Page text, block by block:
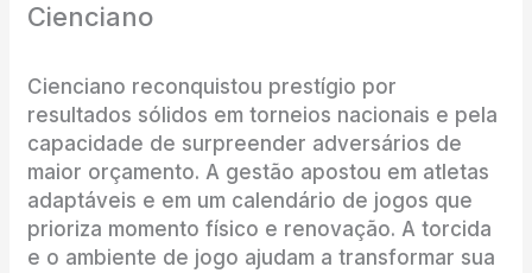
Cienciano
Cienciano reconquistou prestígio por
resultados sólidos em torneios nacionais e pela
capacidade de surpreender adversários de
maior orçamento. A gestão apostou em atletas
adaptáveis e em um calendário de jogos que
prioriza momento físico e renovação. A torcida
e o ambiente de jogo ajudam a transformar sua